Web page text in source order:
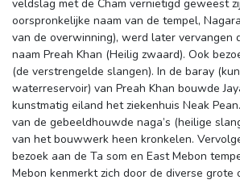
veldslag met de Cham vernietigd geweest
oorspronkelijke naam van de tempel,
van de overwinning), werd later vervangen
naam Preah Khan (Heilig zwaard). Ook
(de verstrengelde slangen). In de baray
waterreservoir) van Preah Khan bouwde
kunstmatig eiland het ziekenhuis Neak
van de gebeeldhouwde naga’s (heilige
van het bouwwerk heen kronkelen.
bezoek aan de Ta som en East Mebon
Mebon kenmerkt zich door de diverse